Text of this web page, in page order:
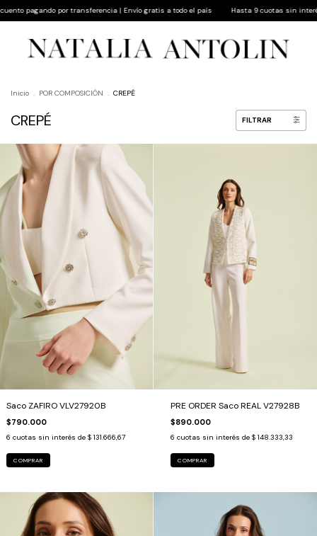
Envío gratis a todo el país Hasta 9 cuotas sin interés | 10% de descuento pagando
Inicio . POR COMPOSICIÓN . CREPÉ
CREPÉ FILTRAR
Saco ZAFIRO VLV27920B
$790.000
6 cuotas sin interés de $ 131.666,67
COMPRAR
PRE ORDER Saco REAL V27928B
$890.000
6 cuotas sin interés de $ 148.333,33
COMPRAR